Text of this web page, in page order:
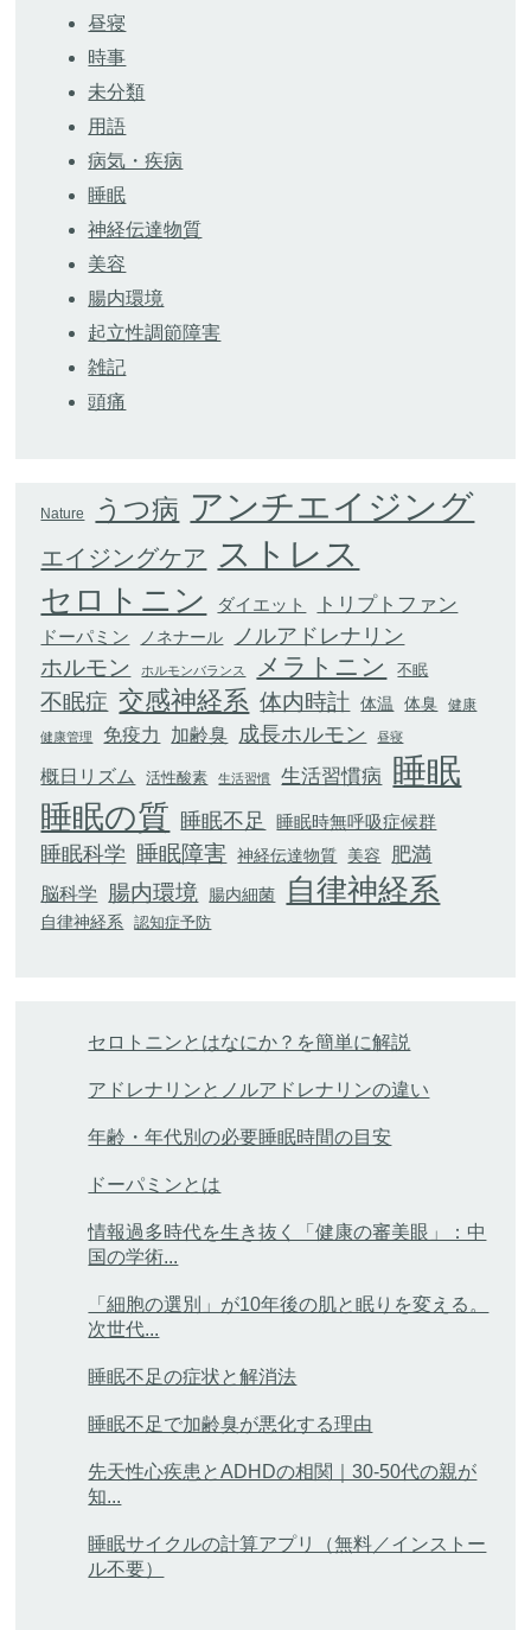
昼寝
時事
未分類
用語
病気・疾病
睡眠
神経伝達物質
美容
腸内環境
起立性調節障害
雑記
頭痛
Nature うつ病 アンチエイジング
エイジングケア ストレス
セロトニン ダイエット トリプトファン
ドーパミン ノネナール ノルアドレナリン
ホルモン ホルモンバランス メラトニン 不眠
不眠症 交感神経系 体内時計 体温 体臭 健康
健康管理 免疫力 加齢臭 成長ホルモン 昼寝
概日リズム 活性酸素 生活習慣 生活習慣病 睡眠
睡眠の質 睡眠不足 睡眠時無呼吸症候群
睡眠科学 睡眠障害 神経伝達物質 美容 肥満
脳科学 腸内環境 腸内細菌 自律神経系
自律神経系 認知症予防
セロトニンとはなにか？を簡単に解説
アドレナリンとノルアドレナリンの違い
年齢・年代別の必要睡眠時間の目安
ドーパミンとは
情報過多時代を生き抜く「健康の審美眼」：中
国の学術...
「細胞の選別」が10年後の肌と眠りを変える。
次世代...
睡眠不足の症状と解消法
睡眠不足で加齢臭が悪化する理由
先天性心疾患とADHDの相関｜30-50代の親が
知...
睡眠サイクルの計算アプリ（無料／インストー
ル不要）